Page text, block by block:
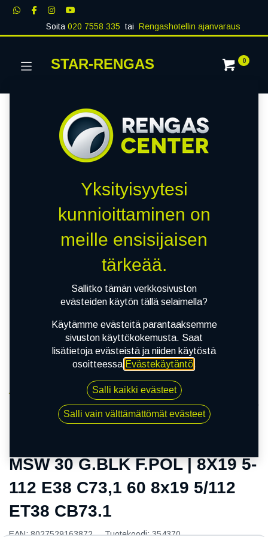
Soita020 7558 335 tai Rengashotellin ajanvaraus
STAR-RENGAS 0
MSW 30 G.BLK F.POL | 8X19 5-112 E38 C73,1 60 8x19
5/112 ET38 CB73.1
MSW 30 G.BLK F.POL | 8X19 5-
112 E38 C73,1 60 8x19 5/112
ET38 CB73.1
EAN:8027529163872 Tuotekoodi:354370
Yksityisyytesi
kunnioittaminen on
meille ensisijaisen
tärkeää.
Sallitko tämän verkkosivuston
evästeiden käytön tällä selaimella?
Käytämme evästeitä parantaaksemme
sivuston käyttökokemusta. Saat
lisätietoja evästeistä ja niiden käytöstä
osoitteessa Evästekäytäntö.
Salli kaikki evästeet
Salli vain välttämättömät evästeet